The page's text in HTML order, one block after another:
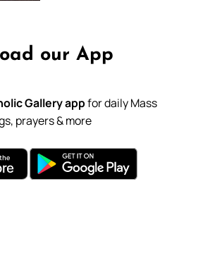
our App
Gallery appfor daily Mass
prayers & more